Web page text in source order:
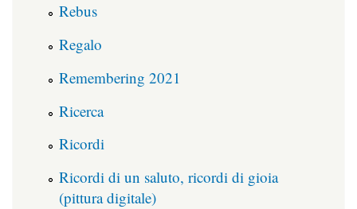
Rebus
Regalo
Remembering 2021
Ricerca
Ricordi
Ricordi di un saluto, ricordi di gioia
(pittura digitale)